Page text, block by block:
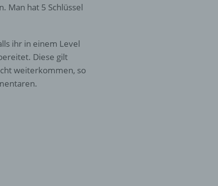
Man hat 5 Schlüssel
ihr in einem Level
Diese gilt
weiterkommen, so